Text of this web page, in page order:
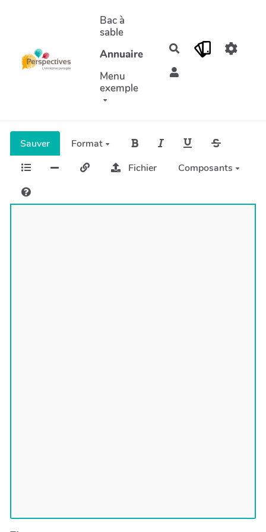
Aller au contenu principal
Bac à
sable
Annuaire
Menu
exemple
Rechercher
Sauver
Format
Fichier
Composants